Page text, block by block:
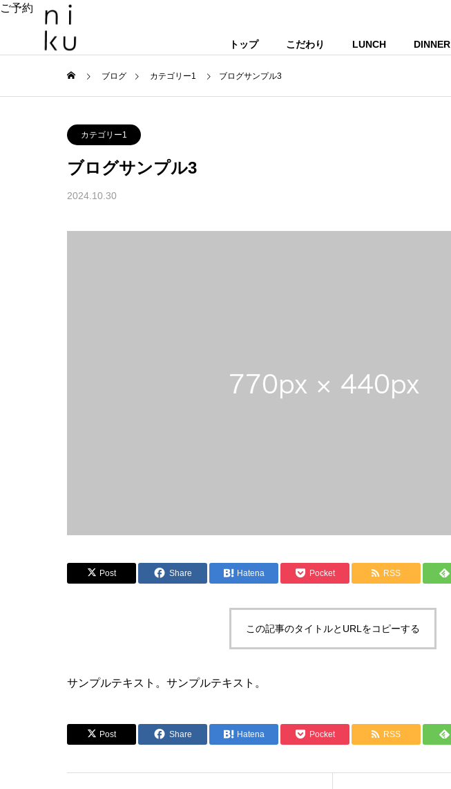
ご予約
トップ こだわり LUNCH DINNER
ブログ カテゴリー1 ブログサンプル3
カテゴリー1
ブログサンプル3
2024.10.30
Post Share Hatena Pocket RSS
この記事のタイトルとURLをコピーする
サンプルテキスト。サンプルテキスト。
Post Share Hatena Pocket RSS